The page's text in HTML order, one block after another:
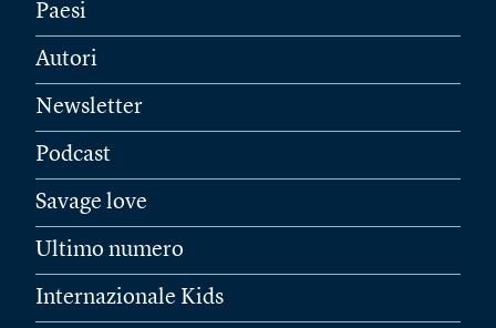
Paesi
Autori
Newsletter
Podcast
Savage love
Ultimo numero
Internazionale Kids